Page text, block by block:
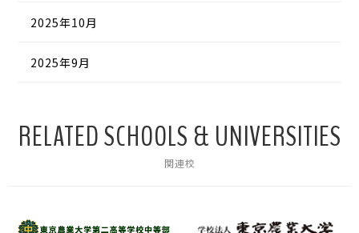
2025年10月
2025年9月
RELATED SCHOOLS & UNIVERSITIES
関連校